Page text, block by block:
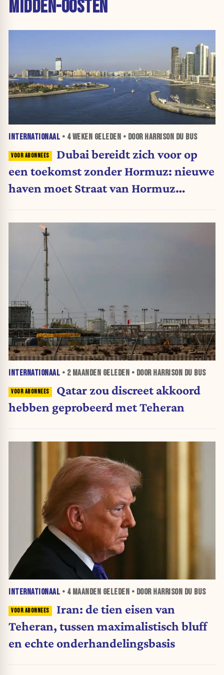
MIDDEN-OOSTEN
INTERNATIONAAL • 4 WEKEN GELEDEN • DOOR HARRISON DU BUS
Dubai bereidt zich voor op
een toekomst zonder Hormuz: nieuwe
haven moet Straat van Hormuz
INTERNATIONAAL • 2 MAANDEN GELEDEN • DOOR HARRISON DU BUS
Qatar zou discreet akkoord
hebben geprobeerd met Teheran
INTERNATIONAAL • 4 MAANDEN GELEDEN • DOOR HARRISON DU BUS
Iran: de tien eisen van
Teheran, tussen maximalistisch bluff
en echte onderhandelingsbasis